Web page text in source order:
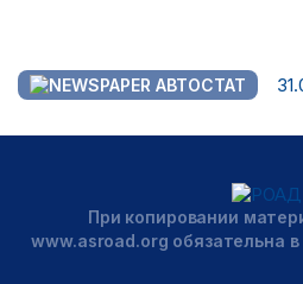
АВТОСТАТ
При копировании
www.asroad.org обязательна